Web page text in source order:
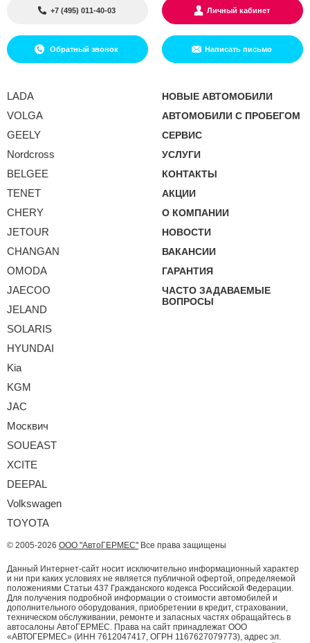
+7 (495) 011-40-03 Личный кабинет
Обратный звонок Написать письмо
LADA
VOLGA
GEELY
Nordcross
BELGEE
TENET
CHERY
JETOUR
CHANGAN
OMODA
JAECOO
JELAND
SOLARIS
HYUNDAI
Kia
KGM
JAC
Москвич
SOUEAST
XCITE
DEEPAL
Volkswagen
TOYOTA
НОВЫЕ АВТОМОБИЛИ
АВТОМОБИЛИ С ПРОБЕГОМ
СЕРВИС
УСЛУГИ
КОНТАКТЫ
АКЦИИ
О КОМПАНИИ
НОВОСТИ
ВАКАНСИИ
ГАРАНТИЯ
ЧАСТО ЗАДАВАЕМЫЕ
ВОПРОСЫ
© 2005-2026 ООО "АвтоГЕРМЕС" Все права защищены
Данный Интернет-сайт носит исключительно информационный характер
и ни при каких условиях не является публичной офертой, определяемой
положениями Статьи 437 Гражданского кодекса Российской Федерации.
Для получения подробной информации о стоимости автомобилей и
дополнительного оборудования, приобретении в кредит, страховании,
техническом обслуживании, ремонте и запасных частях обращайтесь в
автосалоны АвтоГЕРМЕС. Права на сайт принадлежат ООО
«АВТОГЕРМЕС» (ИНН 7612047417, ОГРН 1167627079773), адрес эл.